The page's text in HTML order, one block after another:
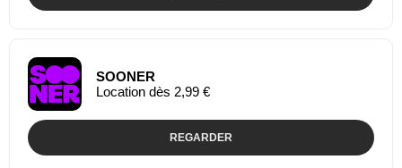
SOONER
Location dès 2,99 €
REGARDER